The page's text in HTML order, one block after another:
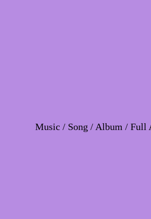
Music / Song / Album / Full